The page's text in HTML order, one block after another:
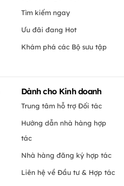
Tìm kiếm ngay
Ưu đãi đang Hot
Khám phá các Bộ sưu tập
Dành cho Kinh doanh
Trung tâm hỗ trợ Đối tác
Hướng dẫn nhà hàng hợp
tác
Nhà hàng đăng ký hợp tác
Liên hệ về Đầu tư & Hợp tác